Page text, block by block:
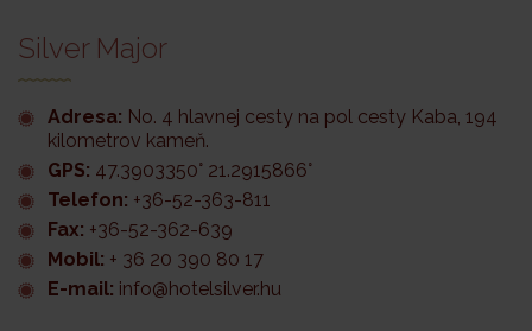
Silver Major
Adresa: No. 4 hlavnej cesty na pol cesty Kaba, 194
kilometrov kameň.
GPS: 47.3903350° 21.2915866°
Telefon: +36-52-363-811
Fax: +36-52-362-639
Mobil: + 36 20 390 80 17
E-mail: info@hotelsilver.hu